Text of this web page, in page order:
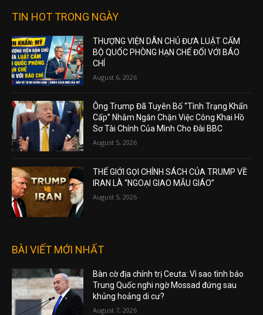
TIN HOT TRONG NGÀY
THƯỢNG VIỆN DÂN CHỦ ĐƯA LUẬT CẤM
BỘ QUỐC PHÒNG HẠN CHẾ ĐỐI VỚI BÁO
CHÍ
August 6, 2026
Ông Trump Đã Tuyên Bố “Tình Trạng Khẩn
Cấp” Nhằm Ngăn Chặn Việc Công Khai Hồ
Sơ Tài Chính Của Mình Cho Đài BBC
August 5, 2026
THẾ GIỚI GỌI CHÍNH SÁCH CỦA TRUMP VỀ
IRAN LÀ “NGOẠI GIAO MẪU GIÁO”
August 5, 2026
BÀI VIẾT MỚI NHẤT
Bàn cờ địa chính trị Ceuta: Vì sao tình báo
Trung Quốc nghi ngờ Mossad đứng sau
khủng hoảng di cư?
August 7, 2026